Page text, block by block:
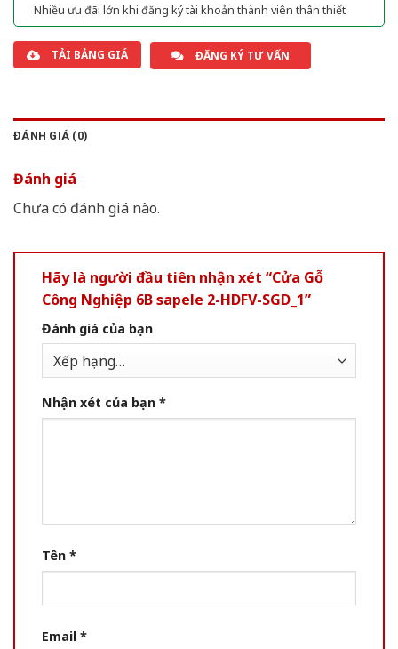
Nhiều ưu đãi lớn khi đăng ký tài khoản thành viên thân thiết
TẢI BẢNG GIÁ ĐĂNG KÝ TƯ VẤN
ĐÁNH GIÁ (0)
Đánh giá
Chưa có đánh giá nào.
Hãy là người đầu tiên nhận xét “Cửa Gỗ
Công Nghiệp 6B sapele 2-HDFV-SGD_1”
Đánh giá của bạn
Nhận xét của bạn *
Tên *
Email *